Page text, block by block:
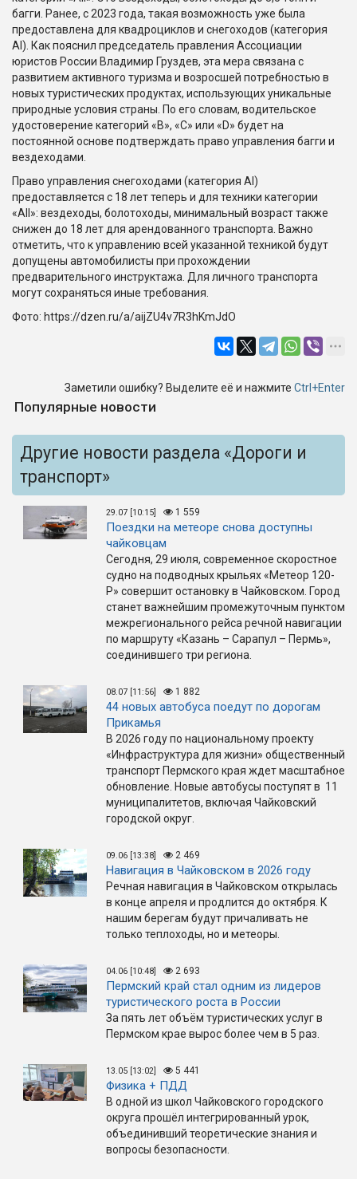
багги. Ранее, с 2023 года, такая возможность уже была
предоставлена для квадроциклов и снегоходов (категория
АI). Как пояснил председатель правления Ассоциации
юристов России Владимир Груздев, эта мера связана с
развитием активного туризма и возросшей потребностью в
новых туристических продуктах, использующих уникальные
природные условия страны. По его словам, водительское
удостоверение категорий «B», «C» или «D» будет на
постоянной основе подтверждать право управления багги и
вездеходами.
Право управления снегоходами (категория АI)
предоставляется с 18 лет теперь и для техники категории
«АII»: вездеходы, болотоходы, минимальный возраст также
снижен до 18 лет для арендованного транспорта. Важно
отметить, что к управлению всей указанной техникой будут
допущены автомобилисты при прохождении
предварительного инструктажа. Для личного транспорта
могут сохраняться иные требования.
Фото: https://dzen.ru/a/aijZU4v7R3hKmJdO
Заметили ошибку? Выделите её и нажмите Ctrl+Enter
Популярные новости
Другие новости раздела «Дороги и
транспорт»
29.07 [10:15] 1 559
Поездки на метеоре снова доступны
чайковцам
Сегодня, 29 июля, современное скоростное
судно на подводных крыльях «Метеор 120-
Р» совершит остановку в Чайковском. Город
станет важнейшим промежуточным пунктом
межрегионального рейса речной навигации
по маршруту «Казань – Сарапул – Пермь»,
соединившего три региона.
08.07 [11:56] 1 882
44 новых автобуса поедут по дорогам
Прикамья
В 2026 году по национальному проекту
«Инфраструктура для жизни» общественный
транспорт Пермского края ждет масштабное
обновление. Новые автобусы поступят в 11
муниципалитетов, включая Чайковский
городской округ.
09.06 [13:38] 2 469
Навигация в Чайковском в 2026 году
Речная навигация в Чайковском открылась
в конце апреля и продлится до октября. К
нашим берегам будут причаливать не
только теплоходы, но и метеоры.
04.06 [10:48] 2 693
Пермский край стал одним из лидеров
туристического роста в России
За пять лет объём туристических услуг в
Пермском крае вырос более чем в 5 раз.
13.05 [13:02] 5 441
Физика + ПДД
В одной из школ Чайковского городского
округа прошёл интегрированный урок,
объединивший теоретические знания и
вопросы безопасности.